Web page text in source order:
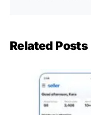
Related Posts